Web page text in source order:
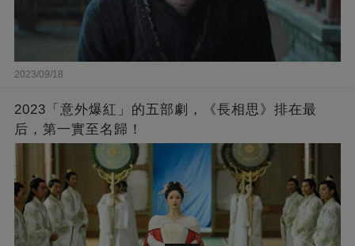
2023/09/18
2023「意外爆紅」的五部劇，《長相思》排在最
后，第一實至名歸！